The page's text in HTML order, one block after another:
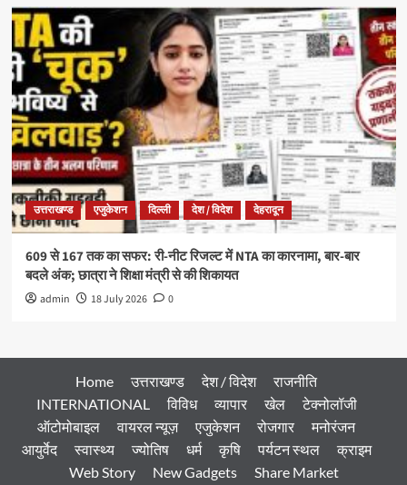
उत्तराखण्ड एजुकेशन दिल्ली देश / विदेश देहरादून
609 से 167 तक का सफर: री-नीट रिजल्ट में NTA का कारनामा, बार-बार
बदले अंक; छात्रा ने शिक्षा मंत्री से की शिकायत
admin 18 July 2026 0
Home उत्तराखण्ड देश / विदेश
राजनीति
INTERNATIONAL
विविध व्यापार खेल
टेक्नोलॉजी
ऑटोमोबाइल
वायरल न्यूज़ एजुकेशन रोजगार
मनोरंजन
आयुर्वेद
स्वास्थ्य ज्योतिष धर्म कृषि पर्यटन स्थल
क्राइम
Web Story
New Gadgets Share Market